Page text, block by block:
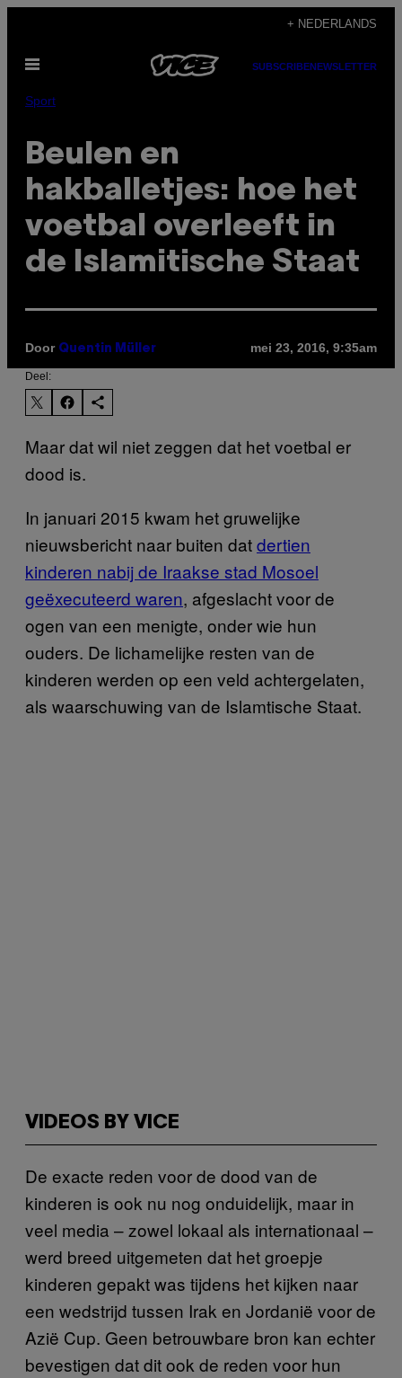
de
inhoud
+ NEDERLANDS
Open
SUBSCRIBENEWSLETTER
Sport
Beulen en
hakballetjes: hoe het
voetbal overleeft in
de Islamitische Staat
Door Quentin Müller mei 23, 2016, 9:35am
Deel:
Maar dat wil niet zeggen dat het voetbal er
dood is.
In januari 2015 kwam het gruwelijke
nieuwsbericht naar buiten datdertien
kinderen nabij de Iraakse stad Mosoel
geëxecuteerd waren, afgeslacht voor de
ogen van een menigte, onder wie hun
ouders. De lichamelijke resten van de
kinderen werden op een veld achtergelaten,
als waarschuwing van de Islamtische Staat.
VIDEOS BY VICE
De exacte reden voor de dood van de
kinderen is ook nu nog onduidelijk, maar in
veel media – zowel lokaal als internationaal –
werd breed uitgemeten dat het groepje
kinderen gepakt was tijdens het kijken naar
een wedstrijd tussen Irak en Jordanië voor de
Azië Cup. Geen betrouwbare bron kan echter
bevestigen dat dit ook de reden voor hun